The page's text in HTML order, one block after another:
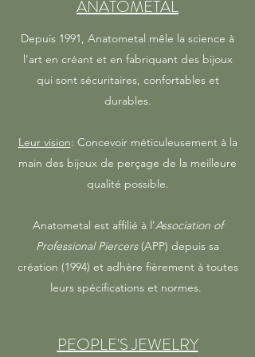
ANATOMETAL
Depuis 1991, Anatometal mêle la science à
l'art en créant et en fabriquant des bijoux
qui sont sécuritaires, confortables et
durables.
Leur vision: Concevoir méticuleusement à la
main des bijoux de perçage de la meilleure
qualité possible.
Anatometal est affilié à l'Association of
Professional Piercers (APP) depuis sa
création (1994) et adhère fièrement à toutes
leurs spécifications et normes.
PEOPLE'S JEWELRY